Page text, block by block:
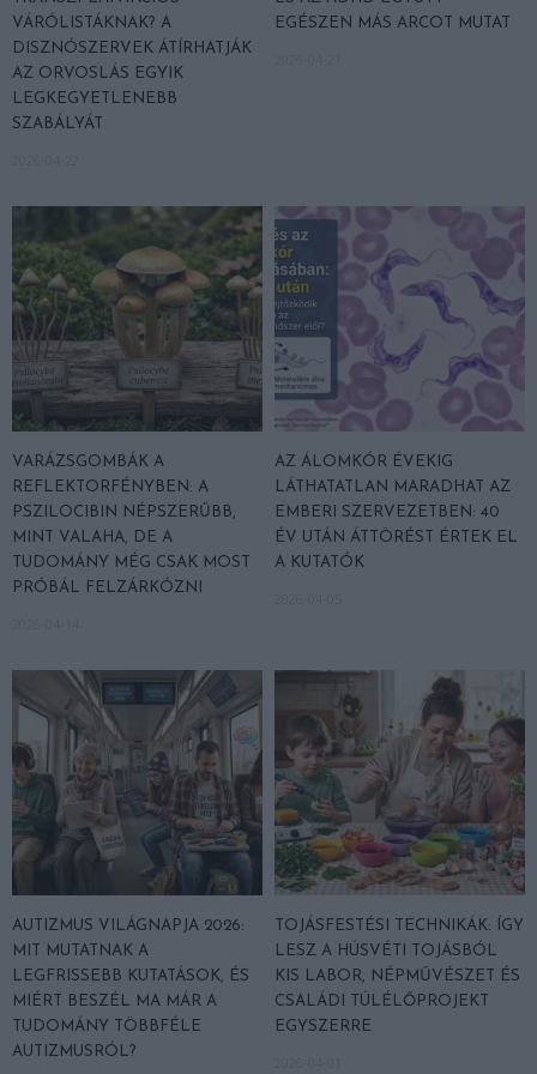
VÁRÓLISTÁKNAK? A
DISZNÓSZERVEK ÁTÍRHATJÁK
AZ ORVOSLÁS EGYIK
LEGKEGYETLENEBB
SZABÁLYÁT
EGÉSZEN MÁS ARCOT MUTAT
VARÁZSGOMBÁK A
REFLEKTORFÉNYBEN: A
PSZILOCIBIN NÉPSZERŰBB,
MINT VALAHA, DE A
TUDOMÁNY MÉG CSAK MOST
PRÓBÁL FELZÁRKÓZNI
AZ ÁLOMKÓR ÉVEKIG
LÁTHATATLAN MARADHAT AZ
EMBERI SZERVEZETBEN: 40
ÉV UTÁN ÁTTÖRÉST ÉRTEK EL
A KUTATÓK
AUTIZMUS VILÁGNAPJA 2026:
MIT MUTATNAK A
LEGFRISSEBB KUTATÁSOK, ÉS
MIÉRT BESZÉL MA MÁR A
TUDOMÁNY TÖBBFÉLE
AUTIZMUSRÓL?
TOJÁSFESTÉSI TECHNIKÁK: ÍGY
LESZ A HÚSVÉTI TOJÁSBÓL
KIS LABOR, NÉPMŰVÉSZET ÉS
CSALÁDI TÚLÉLŐPROJEKT
EGYSZERRE